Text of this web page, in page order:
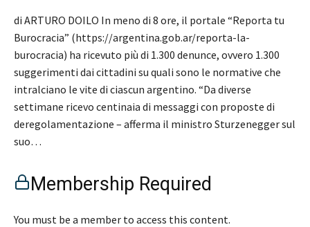
di ARTURO DOILO In meno di 8 ore, il portale “Reporta tu
Burocracia” (https://argentina.gob.ar/reporta-la-
burocracia) ha ricevuto più di 1.300 denunce, ovvero 1.300
suggerimenti dai cittadini su quali sono le normative che
intralciano le vite di ciascun argentino. “Da diverse
settimane ricevo centinaia di messaggi con proposte di
deregolamentazione – afferma il ministro Sturzenegger sul
suo…
Membership Required
You must be a member to access this content.